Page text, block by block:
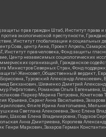
прав граждан Штаб, Институт
экологической преступности,
Институт глобализации и социальных
Сова, центр Анна, Проект Апрель,
прав человека, Фонд защиты
Центр независимых
организаций, Гражданское
Министров Северных Стран, Фонд
Женсовет, Общественный вердикт,
Туровский Александр
Бекханович, Шевченко Дмитрий
Рифгатович, Романова Ольга
Паркер Марина Петровна,
Саранг Анна Васильевна,
Флиге Ирина Анатольевна,
Светлана Алексеевна, Закс Елена
Шахова Елена Владимировна, Подузов
Анна Дмитриевна, Королева
Генри Маркович, Захаров Герман